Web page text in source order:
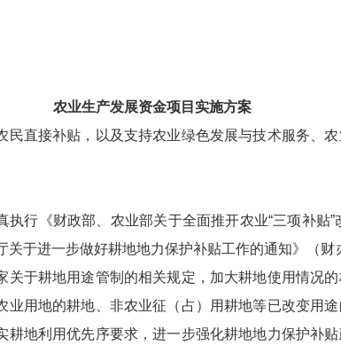
农业生产发展资金项目实施方案
直接补贴，以及支持农业绿色发展与技术服务、农
《财政部、农业部关于全面推开农业“三项补贴”
于进一步做好耕地地力保护补贴工作的通知》（
关于耕地用途管制的相关规定，加大耕地使用情况
业用地的耕地、非农业征（占）用耕地等已改变用
地利用优先序要求，进一步强化耕地地力保护补